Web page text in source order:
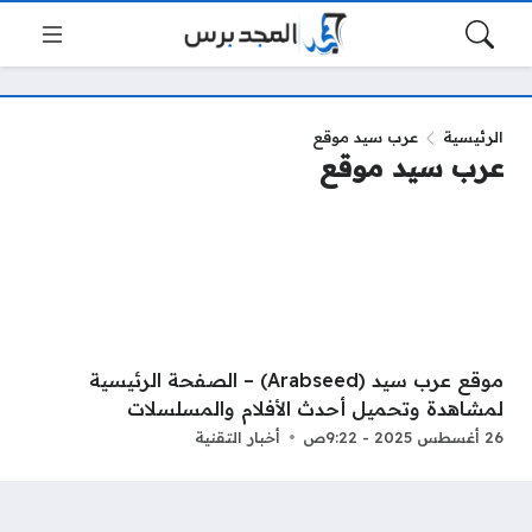
الرئيسية عرب سيد موقع
عرب سيد موقع
موقع عرب سيد (Arabseed) – الصفحة الرئيسية
لمشاهدة وتحميل أحدث الأفلام والمسلسلات
26 أغسطس 2025 - 9:22ص أخبار التقنية